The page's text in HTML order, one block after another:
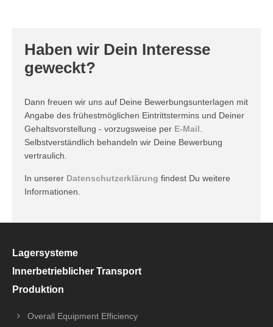
Haben wir Dein Interesse
geweckt?
Dann freuen wir uns auf Deine Bewerbungsunterlagen mit
Angabe des frühestmöglichen Eintrittstermins und Deiner
Gehaltsvorstellung - vorzugsweise per E-Mail
Selbstverständlich behandeln wir Deine Bewerbung
vertraulich.
In unserer Datenschutzerklärung findest Du weitere
Informationen.
Lagersysteme
Innerbetrieblicher Transport
Produktion
Overall Equipment Efficiency